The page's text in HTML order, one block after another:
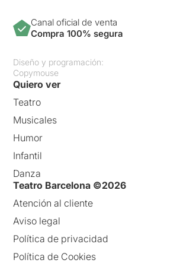
Canal oficial de venta
Compra 100% segura
Diseño y programación:
Copymouse
Quiero ver
Teatro
Musicales
Humor
Infantil
Danza
Teatro Barcelona ©2026
Atención al cliente
Aviso legal
Política de privacidad
Política de Cookies